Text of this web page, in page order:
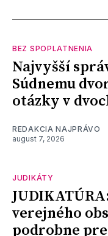
BEZ SPOPLATNENIA
Najvyšší
Súdnemu
otázky v
REDAKCIA NAJPRÁVO
august 7, 2026
JUDIKÁTY
verejného
podrobne